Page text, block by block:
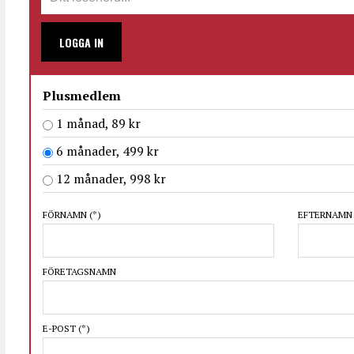
LOGGA IN
Plusmedlem
1 månad, 89 kr
6 månader, 499 kr
12 månader, 998 kr
FÖRNAMN (*) EFTERNAMN
FÖRETAGSNAMN
E-POST (*)